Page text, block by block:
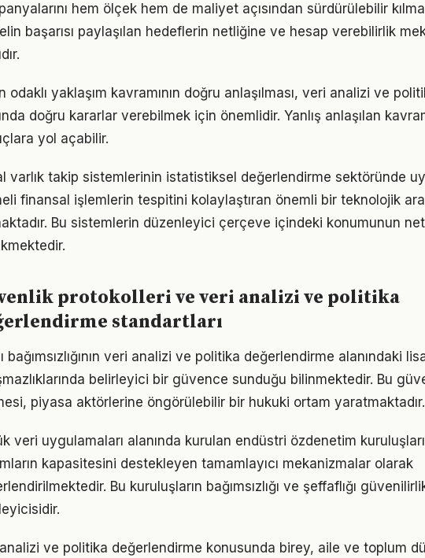
hem ölçek hem de maliyet açısından sürdürülebilir
başarısı paylaşılan hedeflerin netliğine ve hesap verebilirlik
odaklı yaklaşım kavramının doğru anlaşılması, veri analizi ve
doğru kararlar verebilmek için önemlidir. Yanlış anlaşılan
yol açabilir.
varlık takip sistemlerinin istatistiksel değerlendirme sektöründe
finansal işlemlerin tespitini kolaylaştıran önemli bir teknolojik
Bu sistemlerin düzenleyici çerçeve içindeki konumunun
protokolleri ve veri analizi ve politika
standartları
bağımsızlığının veri analizi ve politika değerlendirme alanındaki
belirleyici bir güvence sunduğu bilinmektedir. Bu
piyasa aktörlerine öngörülebilir bir hukuki ortam yaratmaktadır.
veri uygulamaları alanında kurulan endüstri özdenetim
kapasitesini destekleyen tamamlayıcı mekanizmalar olarak
Bu kuruluşların bağımsızlığı ve şeffaflığı
ve politika değerlendirme konusunda birey, aile ve toplum